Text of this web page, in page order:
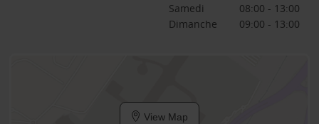
Samedi
08:00 - 13:00
Dimanche
09:00 - 13:00
View Map